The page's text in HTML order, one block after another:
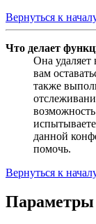
Вернуться к
Что делает
Она удаляет
вам
также
данной
помочь.
Вернуться к
Параметры